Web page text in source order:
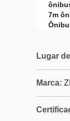
7m
Lugar
Marca: